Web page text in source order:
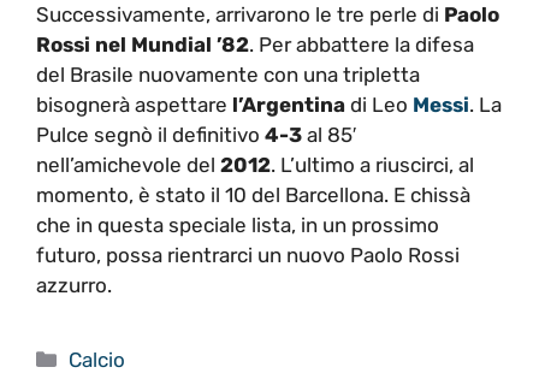
Successivamente, arrivarono le tre perle di Paolo
Rossi nel Mundial ’82. Per abbattere la difesa
del Brasile nuovamente con una tripletta
bisognerà aspettare l’Argentina di Leo Messi. La
Pulce segnò il definitivo 4-3 al 85′
nell’amichevole del 2012. L’ultimo a riuscirci, al
momento, è stato il 10 del Barcellona. E chissà
che in questa speciale lista, in un prossimo
futuro, possa rientrarci un nuovo Paolo Rossi
azzurro.
Categorie
Calcio